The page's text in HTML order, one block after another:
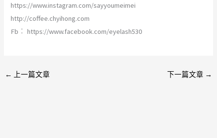
https://www.instagram.com/sayyoumeimei
http://coffee.chyihong.com
Fb︰ https://www.facebook.com/eyelash530
← 上一篇文章 下一篇文章 →